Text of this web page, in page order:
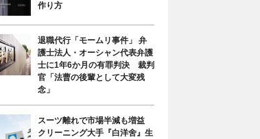
作り方
退職代行「モームリ事件」 弁
護士法人・オーシャン代表弁護
士に1年6か月の有罪判決 裁判
官「法曹の後輩として大変残
念」
スーツ離れで市場半減も増益
クリーニング大手『白洋舍』生